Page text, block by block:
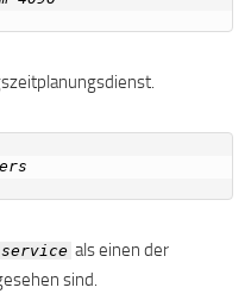
als einen der
sind.